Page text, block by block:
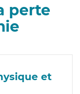
perte
et